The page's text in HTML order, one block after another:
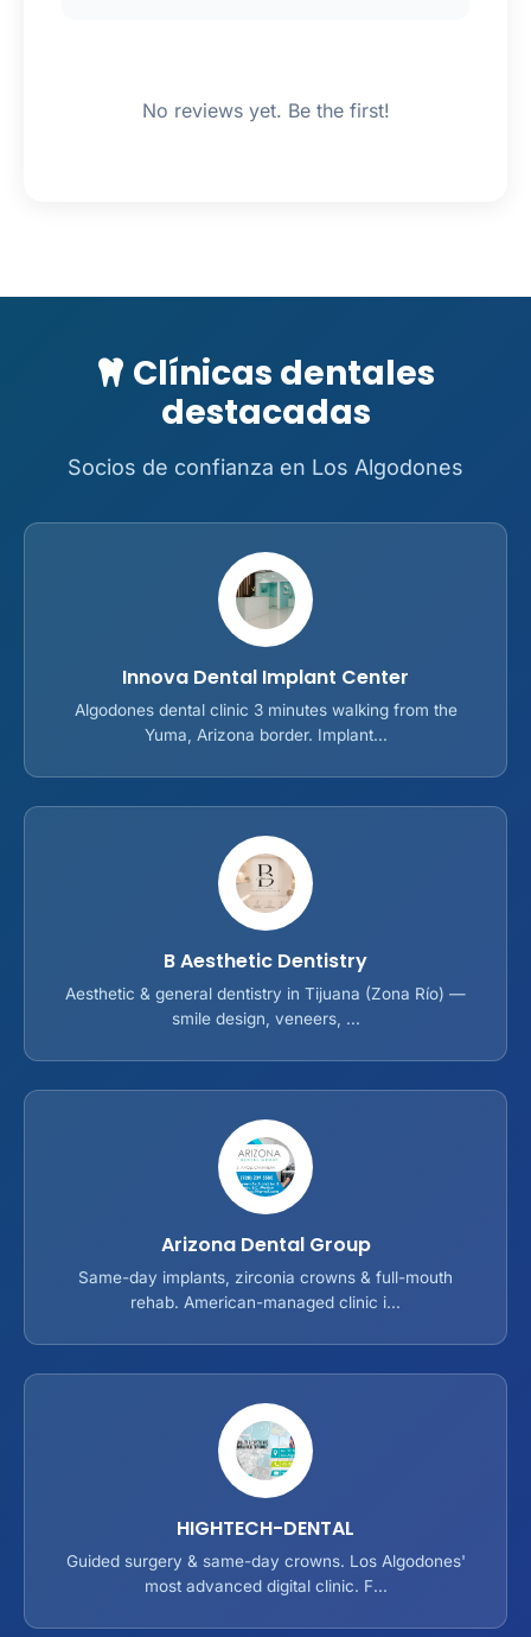
No reviews yet. Be the first!
Clínicas dentales
destacadas
Socios de confianza en Los Algodones
Innova Dental Implant Center
Algodones dental clinic 3 minutes walking from the
Yuma, Arizona border. Implant...
B Aesthetic Dentistry
Aesthetic & general dentistry in Tijuana (Zona Río) —
smile design, veneers, ...
Arizona Dental Group
Same-day implants, zirconia crowns & full-mouth
rehab. American-managed clinic i...
HIGHTECH-DENTAL
Guided surgery & same-day crowns. Los Algodones'
most advanced digital clinic. F...